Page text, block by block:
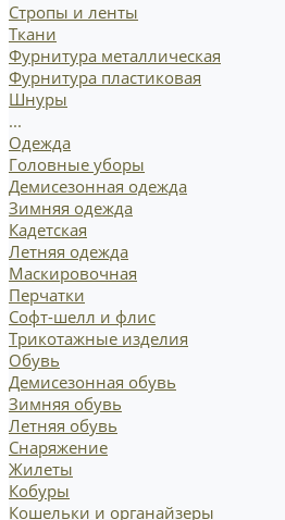
Стропы и ленты
Ткани
Фурнитура металлическая
Фурнитура пластиковая
Шнуры
...
Одежда
Головные уборы
Демисезонная одежда
Зимняя одежда
Кадетская
Летняя одежда
Маскировочная
Перчатки
Софт-шелл и флис
Трикотажные изделия
Обувь
Демисезонная обувь
Зимняя обувь
Летняя обувь
Снаряжение
Жилеты
Кобуры
Кошельки и органайзеры